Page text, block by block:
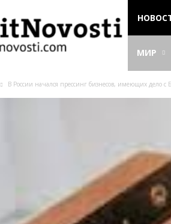
МИР
В России начался прессинг бизнесов, имеющих дело с